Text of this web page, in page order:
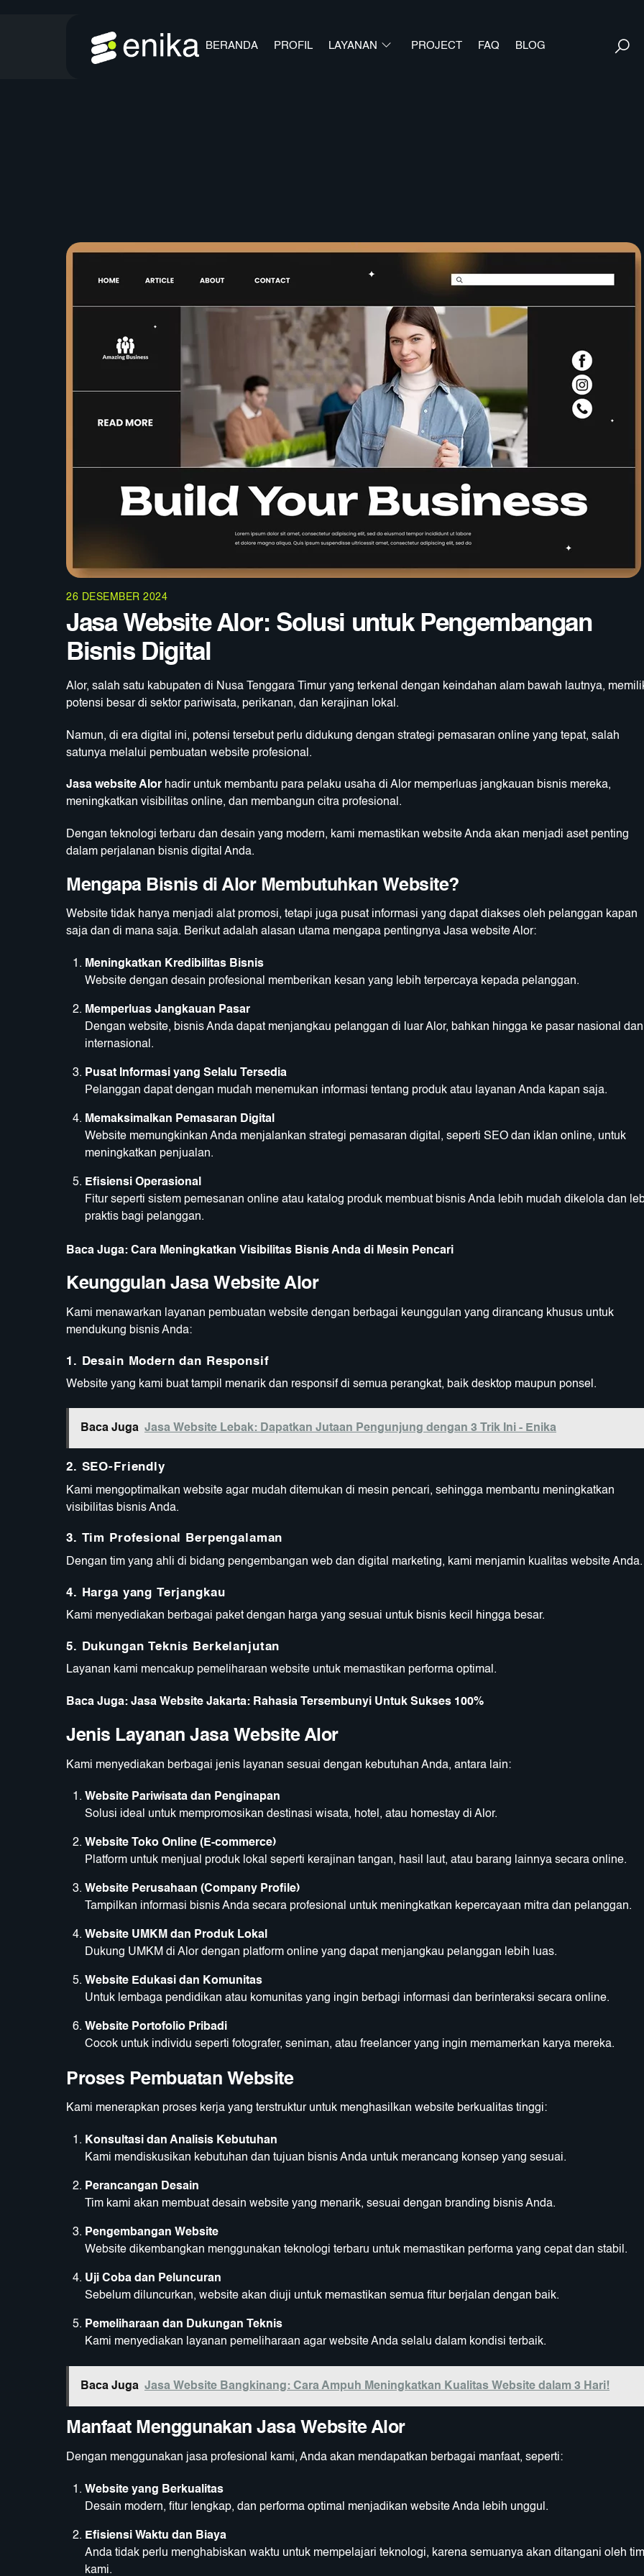
BERANDA PROFIL LAYANAN PROJECT FAQ BLOG
26 DESEMBER 2024
Jasa Website Alor: Solusi untuk Pengembangan
Bisnis Digital
Alor, salah satu kabupaten di Nusa Tenggara Timur yang terkenal dengan keindahan alam bawah lautnya,
potensi besar di sektor pariwisata, perikanan, dan kerajinan lokal.
Namun, di era digital ini, potensi tersebut perlu didukung dengan strategi pemasaran online yang tepat, salah
satunya melalui pembuatan website profesional.
Jasa website Alor hadir untuk membantu para pelaku usaha di Alor memperluas jangkauan bisnis mereka,
meningkatkan visibilitas online, dan membangun citra profesional.
Dengan teknologi terbaru dan desain yang modern, kami memastikan website Anda akan menjadi aset penting
dalam perjalanan bisnis digital Anda.
Mengapa Bisnis di Alor Membutuhkan Website?
Website tidak hanya menjadi alat promosi, tetapi juga pusat informasi yang dapat diakses oleh pelanggan kapan
saja dan di mana saja. Berikut adalah alasan utama mengapa pentingnya Jasa website Alor:
Meningkatkan Kredibilitas Bisnis
Website dengan desain profesional memberikan kesan yang lebih terpercaya kepada pelanggan.
Memperluas Jangkauan Pasar
Dengan website, bisnis Anda dapat menjangkau pelanggan di luar Alor, bahkan hingga ke pasar nasional dan
internasional.
Pusat Informasi yang Selalu Tersedia
Pelanggan dapat dengan mudah menemukan informasi tentang produk atau layanan Anda kapan saja.
Memaksimalkan Pemasaran Digital
Website memungkinkan Anda menjalankan strategi pemasaran digital, seperti SEO dan iklan online, untuk
meningkatkan penjualan.
Efisiensi Operasional
Fitur seperti sistem pemesanan online atau katalog produk membuat bisnis Anda lebih mudah dikelola dan
praktis bagi pelanggan.
Baca Juga: Cara Meningkatkan Visibilitas Bisnis Anda di Mesin Pencari
Keunggulan Jasa Website Alor
Kami menawarkan layanan pembuatan website dengan berbagai keunggulan yang dirancang khusus untuk
mendukung bisnis Anda:
1. Desain Modern dan Responsif
Website yang kami buat tampil menarik dan responsif di semua perangkat, baik desktop maupun ponsel.
Baca Juga Jasa Website Lebak: Dapatkan Jutaan Pengunjung dengan 3 Trik Ini - Enika
2. SEO-Friendly
Kami mengoptimalkan website agar mudah ditemukan di mesin pencari, sehingga membantu meningkatkan
visibilitas bisnis Anda.
3. Tim Profesional Berpengalaman
Dengan tim yang ahli di bidang pengembangan web dan digital marketing, kami menjamin kualitas website Anda.
4. Harga yang Terjangkau
Kami menyediakan berbagai paket dengan harga yang sesuai untuk bisnis kecil hingga besar.
5. Dukungan Teknis Berkelanjutan
Layanan kami mencakup pemeliharaan website untuk memastikan performa optimal.
Baca Juga: Jasa Website Jakarta: Rahasia Tersembunyi Untuk Sukses 100%
Jenis Layanan Jasa Website Alor
Kami menyediakan berbagai jenis layanan sesuai dengan kebutuhan Anda, antara lain:
Website Pariwisata dan Penginapan
Solusi ideal untuk mempromosikan destinasi wisata, hotel, atau homestay di Alor.
Website Toko Online (E-commerce)
Platform untuk menjual produk lokal seperti kerajinan tangan, hasil laut, atau barang lainnya secara online.
Website Perusahaan (Company Profile)
Tampilkan informasi bisnis Anda secara profesional untuk meningkatkan kepercayaan mitra dan pelanggan.
Website UMKM dan Produk Lokal
Dukung UMKM di Alor dengan platform online yang dapat menjangkau pelanggan lebih luas.
Website Edukasi dan Komunitas
Untuk lembaga pendidikan atau komunitas yang ingin berbagi informasi dan berinteraksi secara online.
Website Portofolio Pribadi
Cocok untuk individu seperti fotografer, seniman, atau freelancer yang ingin memamerkan karya mereka.
Proses Pembuatan Website
Kami menerapkan proses kerja yang terstruktur untuk menghasilkan website berkualitas tinggi:
Konsultasi dan Analisis Kebutuhan
Kami mendiskusikan kebutuhan dan tujuan bisnis Anda untuk merancang konsep yang sesuai.
Perancangan Desain
Tim kami akan membuat desain website yang menarik, sesuai dengan branding bisnis Anda.
Pengembangan Website
Website dikembangkan menggunakan teknologi terbaru untuk memastikan performa yang cepat dan stabil.
Uji Coba dan Peluncuran
Sebelum diluncurkan, website akan diuji untuk memastikan semua fitur berjalan dengan baik.
Pemeliharaan dan Dukungan Teknis
Kami menyediakan layanan pemeliharaan agar website Anda selalu dalam kondisi terbaik.
Baca Juga Jasa Website Bangkinang: Cara Ampuh Meningkatkan Kualitas Website dalam 3 Hari!
Manfaat Menggunakan Jasa Website Alor
Dengan menggunakan jasa profesional kami, Anda akan mendapatkan berbagai manfaat, seperti:
Website yang Berkualitas
Desain modern, fitur lengkap, dan performa optimal menjadikan website Anda lebih unggul.
Efisiensi Waktu dan Biaya
Anda tidak perlu menghabiskan waktu untuk mempelajari teknologi, karena semuanya akan ditangani oleh tim
kami.
To